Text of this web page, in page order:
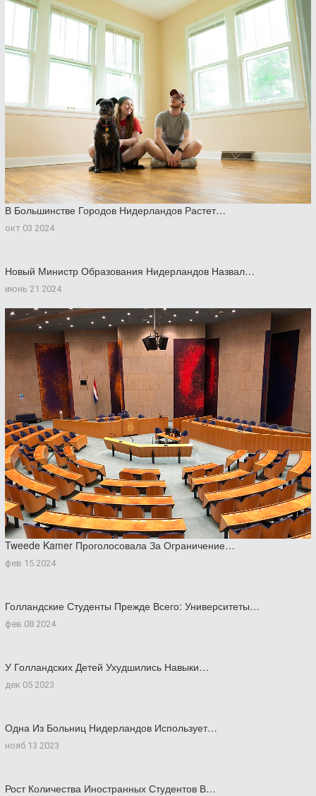
В Большинстве Городов Нидерландов Растет…
окт 03 2024
Новый Министр Образования Нидерландов Назвал…
июнь 21 2024
Tweede Kamer Проголосовала За Ограничение…
фев 15 2024
Голландские Студенты Прежде Всего: Университеты…
фев 08 2024
У Голландских Детей Ухудшились Навыки…
дек 05 2023
Одна Из Больниц Нидерландов Использует…
нояб 13 2023
Рост Количества Иностранных Студентов В…